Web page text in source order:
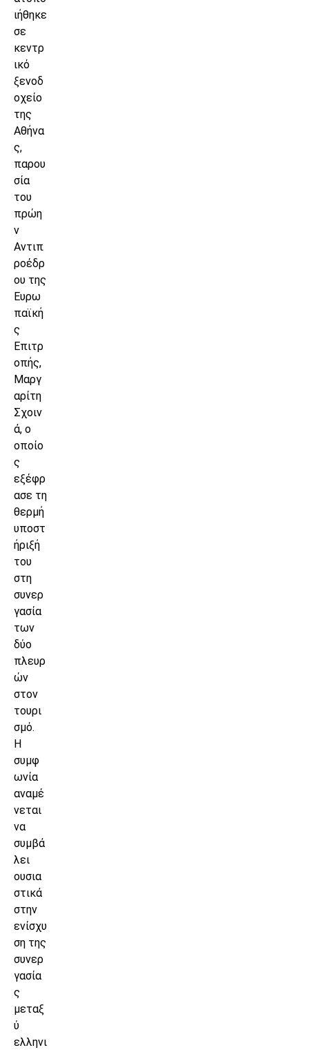
ιήθηκε
σε
κεντρ
ικό
ξενοδ
οχείο
της
Αθήνα
ς,
παρου
σία
του
πρώη
ν
Αντιπ
ροέδρ
ου της
Ευρω
παϊκή
ς
Επιτρ
οπής,
Μαργ
αρίτη
Σχοιν
ά, ο
οποίο
ς
εξέφρ
ασε τη
θερμή
υποστ
ήριξή
του
στη
συνερ
γασία
των
δύο
πλευρ
ών
στον
τουρι
σμό.
Η
συμφ
ωνία
αναμέ
νεται
να
συμβά
λει
ουσια
στικά
στην
ενίσχυ
ση της
συνερ
γασία
ς
μεταξ
ύ
ελληνι